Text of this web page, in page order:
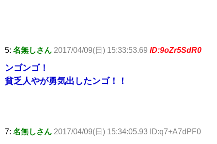
5: 名無しさん 2017/04/09(日) 15:33:53.69 ID:9oZr5SdR0
ンゴンゴ！
貧乏人やが勇気出したンゴ！！
7: 名無しさん 2017/04/09(日) 15:34:05.93 ID:q7+A7dPF0